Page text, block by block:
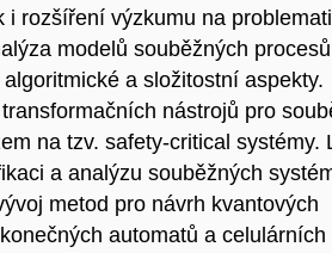
rozšíření výzkumu na
modelů souběžných procesů
a složitostní aspekty.
nástrojů pro
na tzv. safety-critical systémy.
a analýzu souběžných
metod pro návrh kvantových
automatů a celulárních